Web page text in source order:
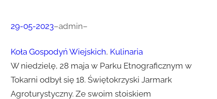
29-05-2023–admin–
Koła Gospodyń Wiejskich, Kulinaria
W niedzielę, 28 maja w Parku Etnograficznym w
Tokarni odbył się 18. Świętokrzyski Jarmark
Agroturystyczny. Ze swoim stoiskiem